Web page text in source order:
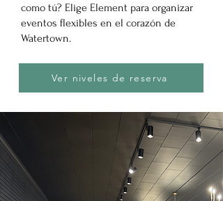
como tú? Elige Element para organizar
eventos flexibles en el corazón de
Watertown.
Ver niveles de reserva